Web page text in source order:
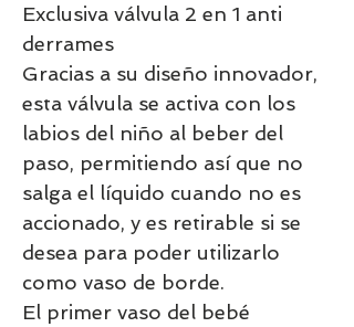
Exclusiva válvula 2 en 1 anti
derrames
Gracias a su diseño innovador,
esta válvula se activa con los
labios del niño al beber del
paso, permitiendo así que no
salga el líquido cuando no es
accionado, y es retirable si se
desea para poder utilizarlo
como vaso de borde.
El primer vaso del bebé